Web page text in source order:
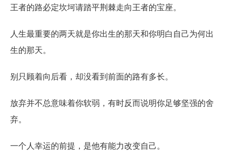
王者的路必定坎坷请踏平荆棘走向王者的宝座。
人生最重要的两天就是你出生的那天和你明白自己为何出
生的那天。
别只顾着向后看，却没看到前面的路有多长。
放弃并不总意味着你软弱，有时反而说明你足够坚强的舍
弃。
一个人幸运的前提，是他有能力改变自己。